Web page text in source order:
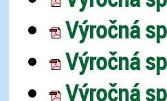
Výročná
Výročná
Výročná